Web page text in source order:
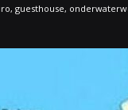
, guesthouse,